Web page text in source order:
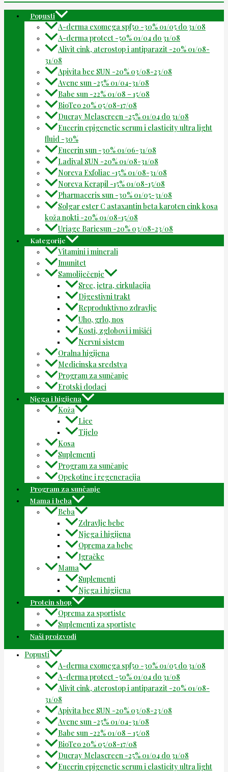
Popusti
A-derma exomega spf50 -30% 01/05 do 31/08
A-derma protect -50% 01/04 do 31/08
Alivit cink, aterostop i antiparazit -20% 01/08-
31/08
Apivita bee SUN -20% 03/08-23/08
Avene sun -25% 01/04-31/08
Babe sun -22% 01/08 – 15/08
BioTeo 20% 05/08-17/08
Ducray Melascreen -25% 01/04 do 31/08
Eucerin epigenetic serum i elasticity ultra light
fluid -30%
Eucerin sun -30% 01/06-31/08
Ladival SUN -20% 01/08-31/08
Noreva Exfoliac -15% 01/08-31/08
Noreva Kerapil -15% 01/08-15/08
Pharmaceris sun -30% 01/05-31/08
Solgar ester C astaxantin beta karoten cink kosa
koža nokti -20% 01/08-15/08
Uriage Bariesun -20% 03/08-23/08
Kategorije
Vitamini i minerali
Imunitet
Samoliječenje
Srce, jetra, cirkulacija
Digestivni trakt
Reproduktivno zdravlje
Uho, grlo, nos
Kosti, zglobovi i mišići
Nervni sistem
Oralna higijena
Medicinska sredstva
Program za sunčanje
Erotski dodaci
Njega i higijena
Koža
Lice
Tijelo
Kosa
Suplementi
Program za sunčanje
Opekotine i regeneracija
Program za sunčanje
Mama i beba
Beba
Zdravlje bebe
Njega i higijena
Oprema za bebe
Igračke
Mama
Suplementi
Njega i higijena
Protein shop
Oprema za sportiste
Suplementi za sportiste
Naši proizvodi
Popusti
A-derma exomega spf50 -30% 01/05 do 31/08
A-derma protect -50% 01/04 do 31/08
Alivit cink, aterostop i antiparazit -20% 01/08-
31/08
Apivita bee SUN -20% 03/08-23/08
Avene sun -25% 01/04-31/08
Babe sun -22% 01/08 – 15/08
BioTeo 20% 05/08-17/08
Ducray Melascreen -25% 01/04 do 31/08
Eucerin epigenetic serum i elasticity ultra light